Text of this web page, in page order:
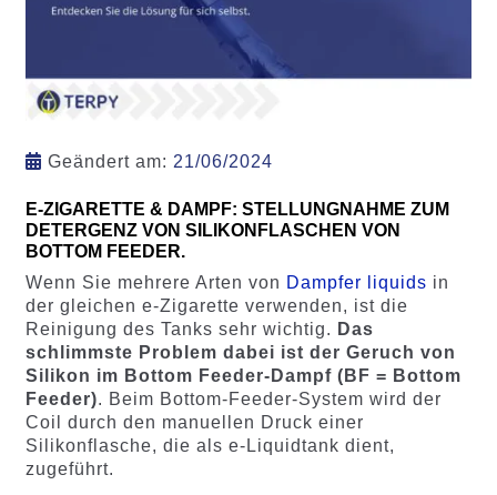
Geändert am: 21/06/2024
E-ZIGARETTE & DAMPF: STELLUNGNAHME ZUM
DETERGENZ VON SILIKONFLASCHEN VON
BOTTOM FEEDER.
Wenn Sie mehrere Arten von Dampfer liquids in
der gleichen e-Zigarette verwenden, ist die
Reinigung des Tanks sehr wichtig. Das
schlimmste Problem dabei ist der Geruch von
Silikon im Bottom Feeder-Dampf (BF = Bottom
Feeder). Beim Bottom-Feeder-System wird der
Coil durch den manuellen Druck einer
Silikonflasche, die als e-Liquidtank dient,
zugeführt.